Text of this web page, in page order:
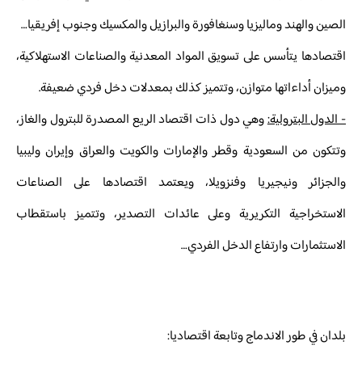
الصين والهند وماليزيا وسنغافورة والبرازيل والمكسيك وجنوب إفريقيا…
اقتصادها يتأسس على تسويق المواد المعدنية والصناعات الاستهلاكية،
وميزان أداءاتها متوازن، وتتميز كذلك بمعدلات دخل فردي ضعيفة.
- الدول البترولية:وهي دول ذات اقتصاد الريع المصدرة للبترول والغاز،
وتتكون من السعودية وقطر والإمارات والكويت والعراق وإيران وليبيا
والجزائر ونيجيريا وفنزويلا، ويعتمد اقتصادها على الصناعات
الاستخراجية التكريرية وعلى عائدات التصدير، وتتميز باستقطاب
الاستثمارات وارتفاع الدخل الفردي…
بلدان في طور الاندماج وتابعة اقتصاديا: